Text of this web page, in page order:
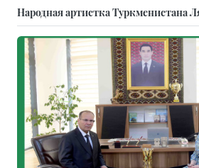
Народная артистка Туркменистана